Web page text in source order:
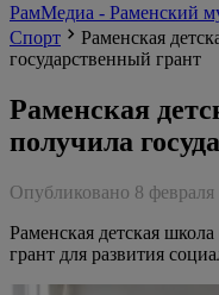
РамМедиа - Раменский
Спорт
Раменская
государственный грант
Раменская
получила
Опубликовано 8 февраля
Раменская детская
грант для развития